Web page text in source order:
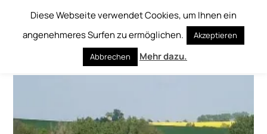
Zum
Inhalt
Diese Webseite verwendet Cookies, um Ihnen ein
angenehmeres Surfen zu ermöglichen.
Akzeptieren
Abbrechen
Mehr dazu.